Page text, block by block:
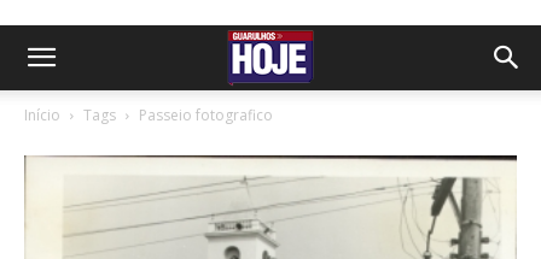
Início Tags Passeio fotografico